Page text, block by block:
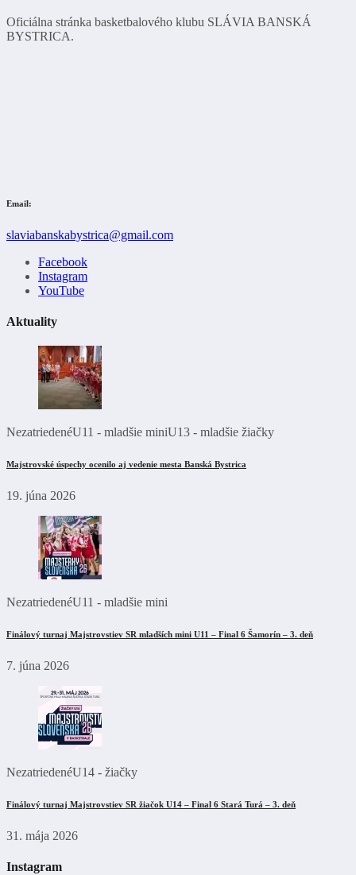
Oficiálna stránka basketbalového klubu SLÁVIA BANSKÁ
BYSTRICA.
Email:
slaviabanskabystrica@gmail.com
Facebook
Instagram
YouTube
Aktuality
NezatriedenéU11 - mladšie miniU13 - mladšie žiačky
Majstrovské úspechy ocenilo aj vedenie mesta Banská Bystrica
19. júna 2026
NezatriedenéU11 - mladšie mini
Finálový turnaj Majstrovstiev SR mladších mini U11 – Final 6 Šamorín – 3. deň
7. júna 2026
NezatriedenéU14 - žiačky
Finálový turnaj Majstrovstiev SR žiačok U14 – Final 6 Stará Turá – 3. deň
31. mája 2026
Instagram